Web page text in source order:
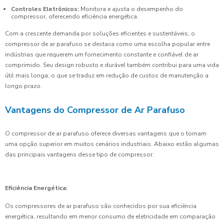
Controles Eletrônicos: Monitora e ajusta o desempenho do
compressor, oferecendo eficiência energética.
Com a crescente demanda por soluções eficientes e sustentáveis, o
compressor de ar parafuso se destaca como uma escolha popular entre
indústrias que requerem um fornecimento constante e confiável de ar
comprimido. Seu design robusto e durável também contribui para uma vida
útil mais longa, o que se traduz em redução de custos de manutenção a
longo prazo.
Vantagens do Compressor de Ar Parafuso
O compressor de ar parafuso oferece diversas vantagens que o tornam
uma opção superior em muitos cenários industriais. Abaixo estão algumas
das principais vantagens desse tipo de compressor:
Eficiência Energética:
Os compressores de ar parafuso são conhecidos por sua eficiência
energética, resultando em menor consumo de eletricidade em comparação